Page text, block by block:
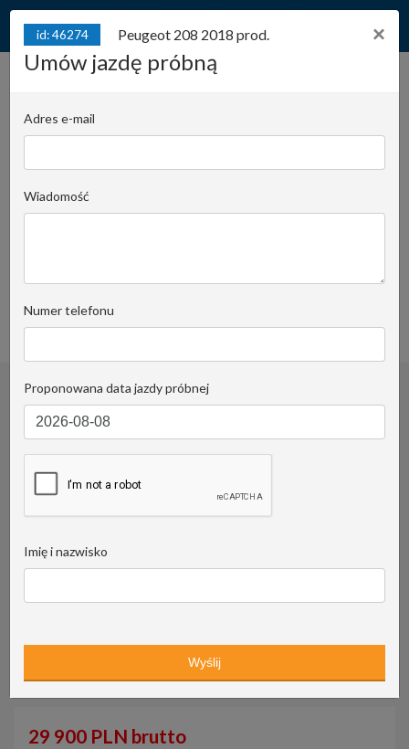
id: 46274
1.2 Benzyna 82KM,
Juliana Konstantego Ordona 2A - biuro C |
Rafał Wrzosek
+48 519 022 448
obserwuj
29 900 PLN brutto
×
id: 46274 Peugeot 208 2018 prod.
Umów jazdę próbną
Adres e-mail
Wiadomość
Numer telefonu
Proponowana data jazdy próbnej
Imię i nazwisko